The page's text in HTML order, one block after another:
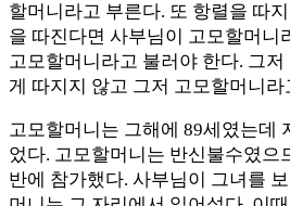
할머니라고 부른다. 또 항렬을 따
을 따진다면 사부님이 고모할머니
고모할머니라고 불러야 한다. 그
게 따지지 않고 그저 고모할머니라
고모할머니는 그해에 89세였는데
었다. 고모할머니는 반신불수였으
반에 참가했다. 사부님이 그녀를